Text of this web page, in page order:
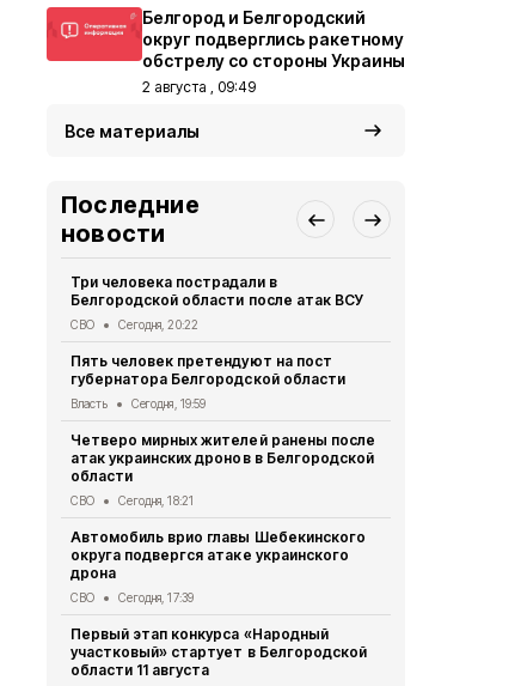
Белгород и Белгородский
округ подверглись ракетному
обстрелу со стороны Украины
2 августа , 09:49
Все материалы
Последние
новости
Три человека пострадали в
Белгородской области после атак ВСУ
СВО Сегодня, 20:22
Пять человек претендуют на пост
губернатора Белгородской области
Власть Сегодня, 19:59
Четверо мирных жителей ранены после
атак украинских дронов в Белгородской
области
СВО Сегодня, 18:21
Автомобиль врио главы Шебекинского
округа подвергся атаке украинского
дрона
СВО Сегодня, 17:39
Первый этап конкурса «Народный
участковый» стартует в Белгородской
области 11 августа